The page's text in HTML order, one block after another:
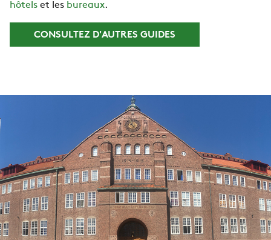
hôtels et les bureaux.
CONSULTEZ D'AUTRES GUIDES